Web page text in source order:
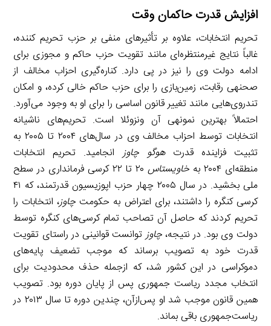
افزایش قدرت حاکمان وقت
تحریم انتخابات، علاوه بر تأثیرهای منفی بر حزب تحریم کننده،
غالباً نتایج غیرمنتظره‌ای مانند تقویت حزب حاکم و مجوزی برای
ادامه دولت وی را نیز در پی دارد. کناره‌گیری احزاب مخالف از
صحنهی رقابت، زمین‌بازی را برای حزب حاکم خالی کرده، و امکان
تندروی‌هایی مانند تغییر قانون اساسی را برای او به وجود می‌آورد.
احتمالاً بهترین نمونهی آن ونزوئلا است. تحریم‌های ناشیانه
انتخابات توسط احزاب مخالف وی در سال‌های ۲۰۰۴ تا ۲۰۰۵ به
تثبیت فزاینده قدرتهوگو چاوزانجامید. تحریم انتخابات
منطقه‌ای ۲۰۰۴ به
خاویستاس
۲۰ تا ۲۲ کرسی فرمانداری در سطح
ملی بخشید. در سال ۲۰۰۵ چهار حزب اپوزیسیون قدرتمند، که ۴۱
کرسی کنگره را داشتند، برای اعتراض به حکومت چاوز، انتخابات را
تحریم کردند که حاصل آن تصاحب تمام کرسی‌های کنگره توسط
دولت وی بود. در نتیجه،چاوزتوانست قوانینی در راستای تقویت
قدرت خود به تصویب برساند که موجب تضعیف پایه‌های
دموکراسی در این کشور شد، که ازجمله حذف محدودیت برای
انتخاب مجدد ریاست جمهوری پس از پایان دوره بود. تصویب
همین قانون موجب شد او پس‌ازآن، چندین دوره تا سال ۲۰۱۳ در
ریاست‌جمهوری باقی بماند.